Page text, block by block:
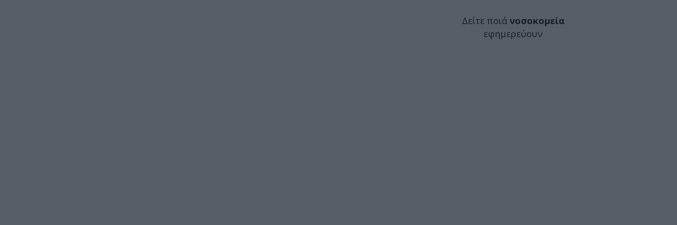
Δείτε ποιά νοσοκομεία
εφημερεύουν